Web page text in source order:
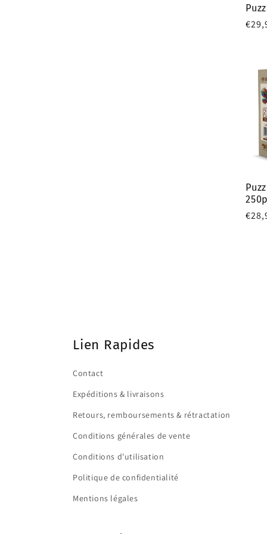
Prix
250p
Prix
Lien Rapides
Contact
Expéditions & livraisons
Retours, remboursements & rétractation
Conditions générales de vente
Conditions d'utilisation
Politique de confidentialité
Mentions légales